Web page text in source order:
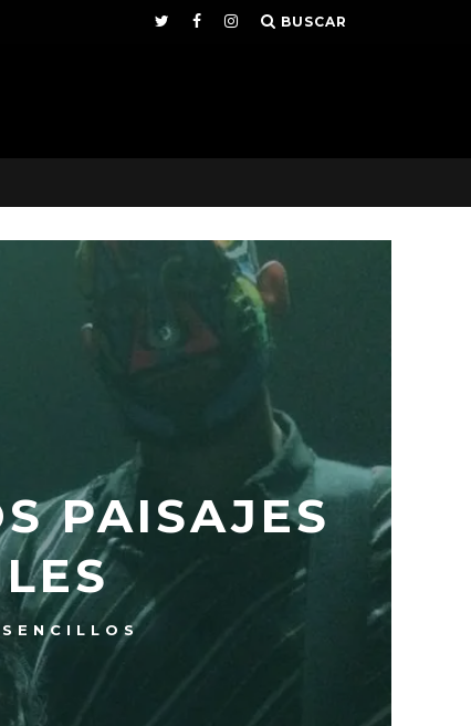
BUSCAR
PAISAJES
SENCILLOS